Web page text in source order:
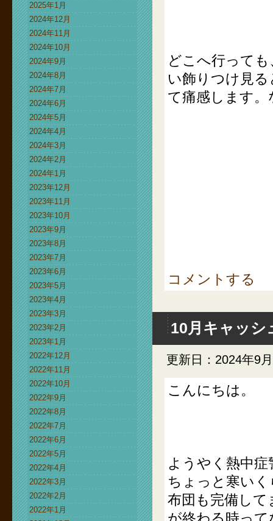
2025年1月
2024年12月
2024年11月
2024年10月
2024年9月
2024年8月
2024年7月
2024年6月
2024年5月
2024年4月
2024年3月
2024年2月
2024年1月
2023年12月
2023年11月
2023年10月
2023年9月
2023年8月
2023年7月
2023年6月
2023年5月
2023年4月
2023年3月
2023年2月
2023年1月
2022年12月
2022年11月
2022年10月
2022年9月
2022年8月
2022年7月
2022年6月
2022年5月
2022年4月
2022年3月
2022年2月
2022年1月
どこへ行って
い飾りつけ見
て痛感します
コメントする
10月キャッシ
更新日：2024年9
こんにちは。
ようやく熱中
ちょっと寒い
布団も完備し